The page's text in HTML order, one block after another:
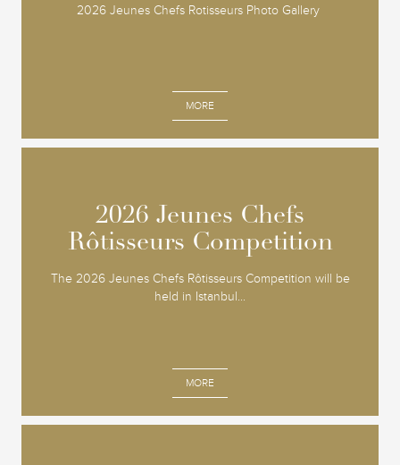
2026 Jeunes Chefs Rotisseurs Photo Gallery
MORE
2026 Jeunes Chefs
Rôtisseurs Competition
The 2026 Jeunes Chefs Rôtisseurs Competition will be
held in Istanbul...
MORE
2026 Jeunes Chefs
Rôtisseurs Competition